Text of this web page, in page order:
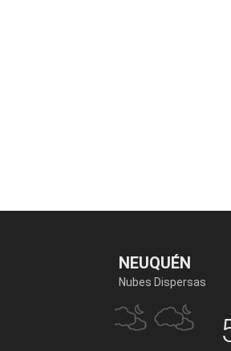
NEUQUÉN
Nubes Dispersas